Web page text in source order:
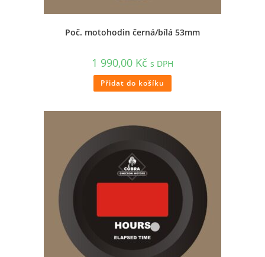
Poč. motohodin černá/bílá 53mm
1 990,00 Kč s DPH
Přidat do košíku